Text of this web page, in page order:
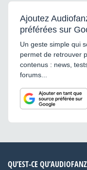
Ajoutez
préférées sur
Un geste simple qui
permet de retrouver
contenus : news,
forums...
QU’EST-CE